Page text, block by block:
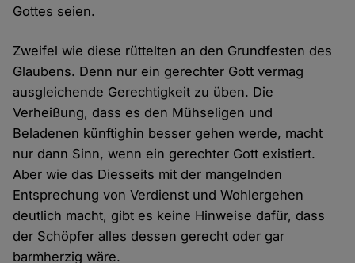
Gottes seien.
Zweifel wie diese rüttelten an den Grundfesten des
Glaubens. Denn nur ein gerechter Gott vermag
ausgleichende Gerechtigkeit zu üben. Die
Verheißung, dass es den Mühseligen und
Beladenen künftighin besser gehen werde, macht
nur dann Sinn, wenn ein gerechter Gott existiert.
Aber wie das Diesseits mit der mangelnden
Entsprechung von Verdienst und Wohlergehen
deutlich macht, gibt es keine Hinweise dafür, dass
der Schöpfer alles dessen gerecht oder gar
barmherzig wäre.